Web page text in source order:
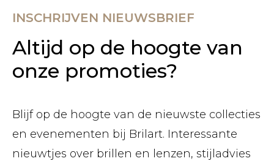
INSCHRIJVEN NIEUWSBRIEF
Altijd op de hoogte van
onze promoties?
Blijf op de hoogte van de nieuwste collecties
en evenementen bij Brilart. Interessante
nieuwtjes over brillen en lenzen, stijladvies